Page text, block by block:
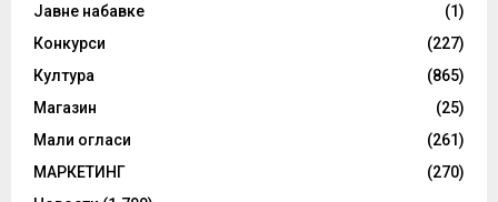
Јавне набавке
(1)
Конкурси
(227)
Култура
(865)
Магазин
(25)
Мали огласи
(261)
МАРКЕТИНГ
(270)